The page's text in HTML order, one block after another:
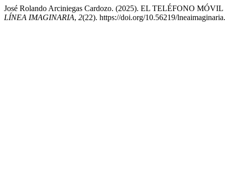
José Rolando Arciniegas Cardozo. (2025). EL TELÉFONO
LÍNEA IMAGINARIA, 2(22). https://doi.org/10.56219/